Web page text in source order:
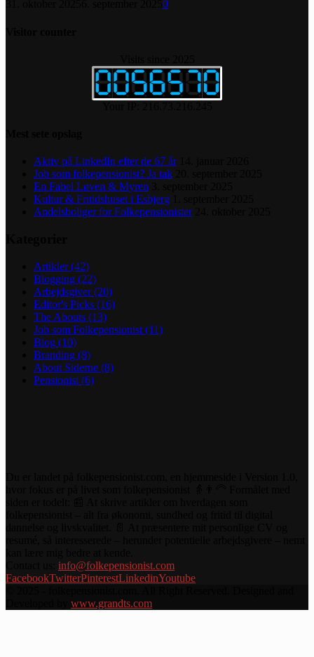
0
Aktiv på LinkedIn efter de 67 år
Job som folkepensionist? Ja tak
En Fabel Løven & Myren
Kultur & Fritidshuset i Esbjerg
Andelsboliger for Folkepensionister
Artikler(42)
Blogging (22)
Arbejdsgiver(20)
Editor's Picks (16)
The Abouts (13)
Job som Folkepensionist (11)
Blog (10)
Branding (8)
About Siderne (8)
Pensionist (6)
info@folkepensionist.com
FacebookTwitterPinterestLinkedinYoutube
www.grandts.com